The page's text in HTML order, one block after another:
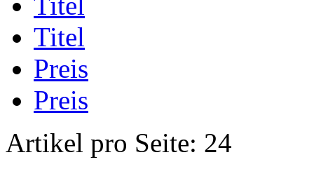
Titel
Preis
Preis
Artikel pro Seite: 24